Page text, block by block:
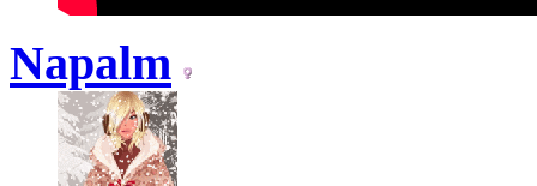
Napalm